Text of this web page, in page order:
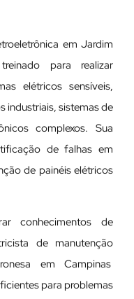
em Jardim
para realizar
elétricos sensíveis,
industriais, sistemas de
complexos. Sua
de falhas em
de painéis elétricos
conhecimentos de
de manutenção
em Campinas
para problemas